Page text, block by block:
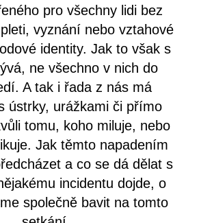
pro všechny lidi bez
vyznání nebo vztahové
identity. Jak to však s
ne všechno v nich do
A tak i řada z nás má
ústrky, urážkami či přímo
tomu, koho miluje, nebo
Jak těmto napadením
a co se dá dělat s
incidentu dojde, o
společně bavit na tomto